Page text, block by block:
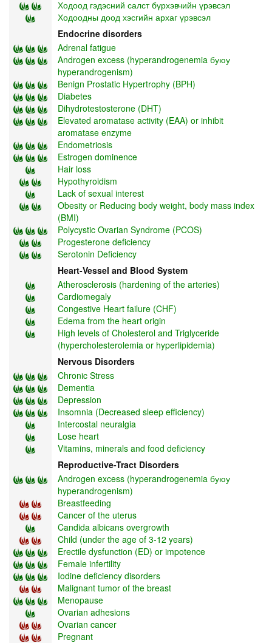
Ходоод гэдэсний салст бүрхэвчийн үрэвсэл
Ходоодны доод хэсгийн архаг үрэвсэл
Endocrine disorders
Adrenal fatigue
Androgen excess (hyperandrogenemia буюу
hyperandrogenism)
Benign Prostatic Hypertrophy (BPH)
Diabetes
Dihydrotestosterone (DHT)
Elevated aromatase activity (EAA) or inhibit
aromatase enzyme
Endometriosis
Estrogen dominence
Hair loss
Hypothyroidism
Lack of sexual interest
Obesity or Reducing body weight, body mass index
(BMI)
Polycystic Ovarian Syndrome (PCOS)
Progesterone deficiency
Serotonin Deficiency
Heart-Vessel and Blood System
Atherosclerosis (hardening of the arteries)
Cardiomegaly
Congestive Heart failure (CHF)
Edema from the heart origin
High levels of Cholesterol and Triglyceride
(hypercholesterolemia or hyperlipidemia)
Nervous Disorders
Chronic Stress
Dementia
Depression
Insomnia (Decreased sleep efficiency)
Intercostal neuralgia
Lose heart
Vitamins, minerals and food deficiency
Reproductive-Tract Disorders
Androgen excess (hyperandrogenemia буюу
hyperandrogenism)
Breastfeeding
Cancer of the uterus
Candida albicans overgrowth
Child (under the age of 3-12 years)
Erectile dysfunction (ED) or impotence
Female infertility
Iodine deficiency disorders
Malignant tumor of the breast
Menopause
Ovarian adhesions
Ovarian cancer
Pregnant